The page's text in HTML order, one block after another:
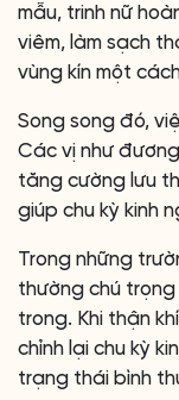
mẫu, trinh nữ
viêm, làm sạch
vùng kín một
Song song đó,
Các vị như
tăng cường lưu
giúp chu kỳ kinh
Trong những
thường chú
trong. Khi thận
chỉnh lại chu kỳ
trạng thái bình